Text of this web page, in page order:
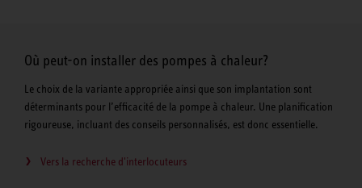
Où peut-on installer des pompes à chaleur?
Le choix de la variante appropriée ainsi que son implantation sont
déterminants pour l’efficacité de la pompe à chaleur. Une planification
rigoureuse, incluant des conseils personnalisés, est donc essentielle.
Vers la recherche d'interlocuteurs